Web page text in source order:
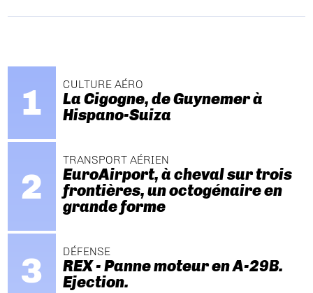
CULTURE AÉRO
La Cigogne, de Guynemer à
Hispano-Suiza
TRANSPORT AÉRIEN
EuroAirport, à cheval sur trois
frontières, un octogénaire en
grande forme
DÉFENSE
REX - Panne moteur en A-29B.
Ejection.